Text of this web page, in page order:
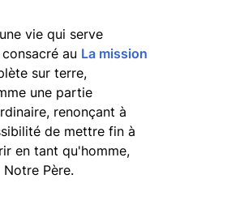
vie qui serve
au La mission
sur terre,
une partie
renonçant à
de mettre fin à
en tant qu'homme,
Père.